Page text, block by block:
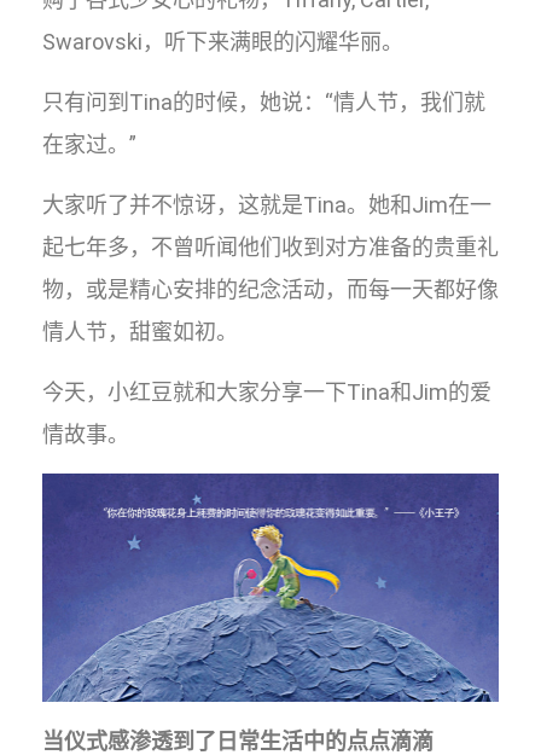
Swarovski，听下来满眼的闪耀华丽。
只有问到Tina的时候，她说：“情人节，我们就
在家过。”
大家听了并不惊讶，这就是Tina。她和Jim在一
起七年多，不曾听闻他们收到对方准备的贵重礼
物，或是精心安排的纪念活动，而每一天都好像
情人节，甜蜜如初。
今天，小红豆就和大家分享一下Tina和Jim的爱
情故事。
当仪式感渗透到了日常生活中的点点滴滴